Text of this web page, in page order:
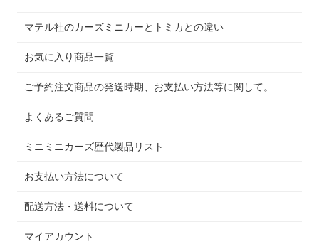
マテル社のカーズミニカーとトミカとの違い
お気に入り商品一覧
ご予約注文商品の発送時期、お支払い方法等に関して。
よくあるご質問
ミニミニカーズ歴代製品リスト
お支払い方法について
配送方法・送料について
マイアカウント